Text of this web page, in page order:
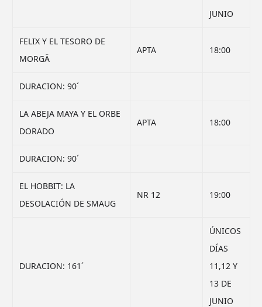
JUNIO
FELIX Y EL TESORO DE
MORGÄ
APTA 18:00
DURACION: 90´
LA ABEJA MAYA Y EL ORBE
DORADO
APTA 18:00
DURACION: 90´
EL HOBBIT: LA
DESOLACIÓN DE SMAUG
NR 12 19:00
DURACION: 161´
ÚNICOS
DÍAS
11,12 Y
13 DE
JUNIO